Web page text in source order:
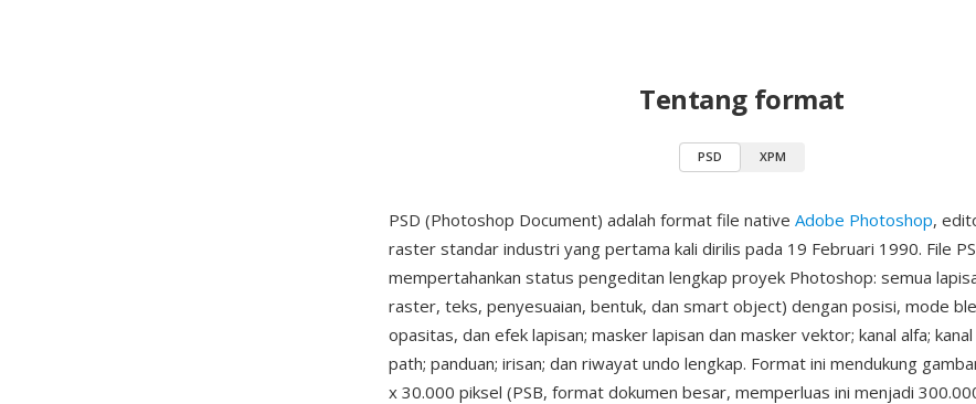
Tentang format
PSD XPM
PSD (Photoshop Document) adalah format file native Adobe Photoshop,
raster standar industri yang pertama kali dirilis pada 19 Februari 1990. File
mempertahankan status pengeditan lengkap proyek Photoshop: semua
raster, teks, penyesuaian, bentuk, dan smart object) dengan posisi, mode
opasitas, dan efek lapisan; masker lapisan dan masker vektor; kanal alfa;
path; panduan; irisan; dan riwayat undo lengkap. Format ini mendukung
x 30.000 piksel (PSB, format dokumen besar, memperluas ini menjadi